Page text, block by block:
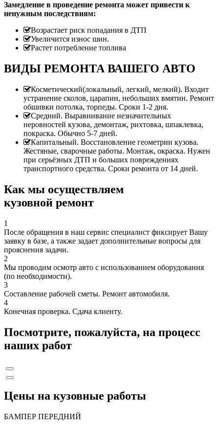
Замедление в проведение ремонта может привести к
ненужным последствиям:
Возрастает риск попадания в ДТП
Увеличится износ шин.
Растет потребление топлива
ВИДЫ РЕМОНТА ВАШЕГО АВТО
Косметический(локальный, легкий, мелкий). Входит
устранение сколов, царапин, небольших вмятин. Ремонт
обшивки потолка, торпеды. Сроки 1-2 дня.
Средний. Выравнивание незначительных
неровностей кузова, демонтаж, рихтовка, шпаклевка,
покраска. Обычно 5-7 дней.
Капитальный. Восстановление геометрии кузова.
Жестяные, сварочные работы. Монтаж, окраска. Нужен
при серьёзных ДТП и больших повреждениях
транспортного средства. Сроки ремонта от 14 дней.
Как мы осуществляем
кузовной ремонт
1
После обращения в наш сервис специалист фиксирует Вашу
заявку в базе, а также задает дополнительные вопросы для
прояснения задачи.
2
Мы проводим осмотр авто с использованием оборудования
(по необходимости).
3
Составление рабочей сметы. Ремонт автомобиля.
4
Конечная проверка. Сдача клиенту.
Посмотрите, пожалуйста, на процесс
наших работ
Цены на кузовные работы
БАМПЕР ПЕРЕДНИЙ